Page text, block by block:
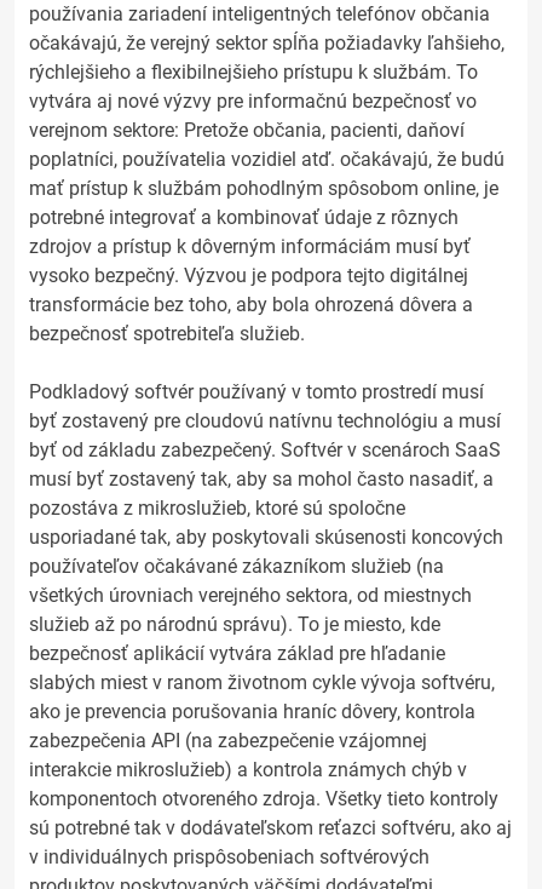
používania zariadení inteligentných telefónov občania
očakávajú, že verejný sektor spĺňa požiadavky ľahšieho,
rýchlejšieho a flexibilnejšieho prístupu k službám. To
vytvára aj nové výzvy pre informačnú bezpečnosť vo
verejnom sektore: Pretože občania, pacienti, daňoví
poplatníci, používatelia vozidiel atď. očakávajú, že budú
mať prístup k službám pohodlným spôsobom online, je
potrebné integrovať a kombinovať údaje z rôznych
zdrojov a prístup k dôverným informáciám musí byť
vysoko bezpečný. Výzvou je podpora tejto digitálnej
transformácie bez toho, aby bola ohrozená dôvera a
bezpečnosť spotrebiteľa služieb.
Podkladový softvér používaný v tomto prostredí musí
byť zostavený pre cloudovú natívnu technológiu a musí
byť od základu zabezpečený. Softvér v scenároch SaaS
musí byť zostavený tak, aby sa mohol často nasadiť, a
pozostáva z mikroslužieb, ktoré sú spoločne
usporiadané tak, aby poskytovali skúsenosti koncových
používateľov očakávané zákazníkom služieb (na
všetkých úrovniach verejného sektora, od miestnych
služieb až po národnú správu). To je miesto, kde
bezpečnosť aplikácií vytvára základ pre hľadanie
slabých miest v ranom životnom cykle vývoja softvéru,
ako je prevencia porušovania hraníc dôvery, kontrola
zabezpečenia API (na zabezpečenie vzájomnej
interakcie mikroslužieb) a kontrola známych chýb v
komponentoch otvoreného zdroja. Všetky tieto kontroly
sú potrebné tak v dodávateľskom reťazci softvéru, ako aj
v individuálnych prispôsobeniach softvérových